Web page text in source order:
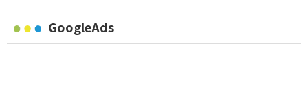
GoogleAds